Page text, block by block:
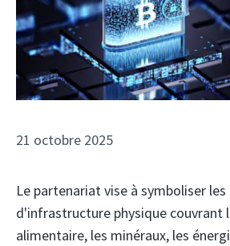
21 octobre 2025
Le partenariat vise à symboliser
d'infrastructure physique couvrant
alimentaire, les minéraux, les